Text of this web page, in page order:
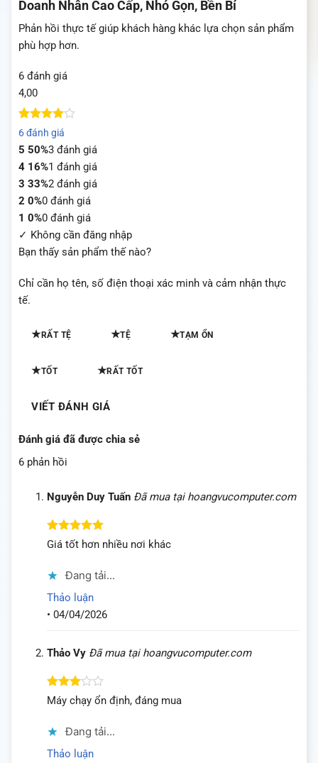
Doanh Nhân Cao Cấp, Nhỏ Gọn, Bền Bỉ
Phản hồi thực tế giúp khách hàng khác lựa chọn sản phẩm
phù hợp hơn.
6 đánh giá
4,00
4 trên 5
dựa trên
5
đánh giá
6 đánh giá
5 50%3 đánh giá
4 16%1 đánh giá
3 33%2 đánh giá
2 0%0 đánh giá
1 0%0 đánh giá
✓ Không cần đăng nhập
Bạn thấy sản phẩm thế nào?
Chỉ cần họ tên, số điện thoại xác minh và cảm nhận thực
tế.
★RẤT TỆ ★TỆ ★TẠM ỔN
★TỐT ★RẤT TỐT
VIẾT ĐÁNH GIÁ
Đánh giá đã được chia sẻ
6 phản hồi
Nguyễn Duy Tuấn Đã mua tại hoangvucomputer.com
Được xếp
Giá tốt hơn nhiều nơi khác
Đang tải...
Thảo luận
• 04/04/2026
Thảo Vy Đã mua tại hoangvucomputer.com
Được
xếp
5 sao
Máy chạy ổn định, đáng mua
Đang tải...
Thảo luận